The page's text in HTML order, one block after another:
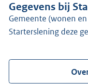
Gegevens bij
gemeente (wonen en bouwen) gebruikt voor
Starterslening deze